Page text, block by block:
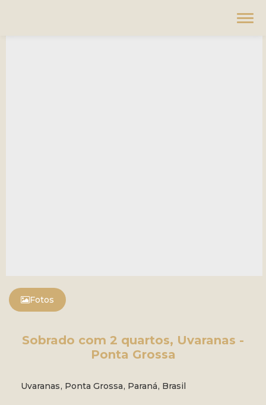
Fotos
Sobrado com 2 quartos, Uvaranas -
Ponta Grossa
Uvaranas, Ponta Grossa, Paraná, Brasil